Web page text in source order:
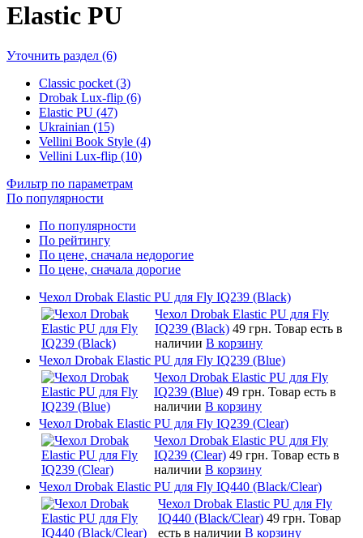
Elastic PU
Уточнить раздел (6)
Classic pocket (3)
Drobak Lux-flip (6)
Elastic PU (47)
Ukrainian (15)
Vellini Book Style (4)
Vellini Lux-flip (10)
Фильтр по параметрам
По популярности
По популярности
По рейтингу
По цене, сначала недорогие
По цене, сначала дорогие
Чехол Drobak Elastic PU для Fly IQ239 (Black)
Чехол Drobak Elastic PU для Fly
IQ239 (Black) 49 грн. Товар есть в
наличии В корзину
Чехол Drobak Elastic PU для Fly IQ239 (Blue)
Чехол Drobak Elastic PU для Fly
IQ239 (Blue) 49 грн. Товар есть в
наличии В корзину
Чехол Drobak Elastic PU для Fly IQ239 (Clear)
Чехол Drobak Elastic PU для Fly
IQ239 (Clear) 49 грн. Товар есть в
наличии В корзину
Чехол Drobak Elastic PU для Fly IQ440 (Black/Clear)
Чехол Drobak Elastic PU для Fly
IQ440 (Black/Clear) 49 грн. Товар
есть в наличии В корзину